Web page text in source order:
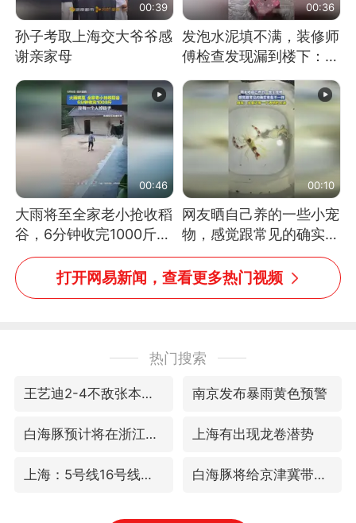
00:39
孙子考取上海交大爷爷感
谢亲家母
00:36
发泡水泥填不满，装修师
傅检查发现漏到楼下：出
00:46
大雨将至全家老小抢收稻
谷，6分钟收完1000斤，
没有一个人掉链子
00:10
网友晒自己养的一些小宠
物，感觉跟常见的确实有
些不一样
打开网易新闻，查看更多热门视频
热门搜索
王艺迪2-4不敌张本美和止步4强 南京发布暴雨黄色预警
白海豚预计将在浙江苍南到三门一带登陆 上海有出现龙卷潜势
上海：5号线16号线浦江线全线停运 白海豚将给京津冀带来大暴雨